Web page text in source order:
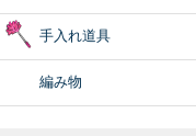
手入れ道具
編み物